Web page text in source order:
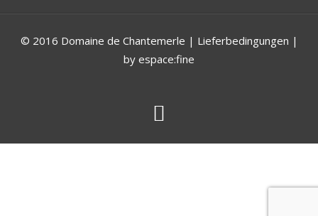
© 2016 Domaine de Chantemerle | Lieferbedingungen |
by espace:fine